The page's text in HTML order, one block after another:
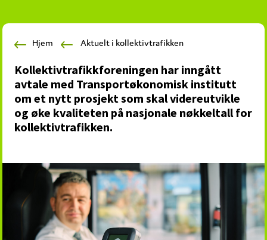
kollektivtrafikk-
mobilitetstjenester
Hjem Aktuelt i kollektivtrafikken
Kollektivtrafikkforeningen har inngått
avtale med Transportøkonomisk institutt
om et nytt prosjekt som skal videreutvikle
og øke kvaliteten på nasjonale nøkkeltall for
kollektivtrafikken.